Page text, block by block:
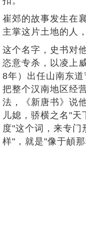
崔郊的故事发生在
主掌这片土地的人
这个名字，史书对
恣意专杀，以凌上
8年）出任山南东
把整个汉南地区经
法，《新唐书》说
儿媳，骄横之名"
度"这个词，来专
样"，就是"像于頔那